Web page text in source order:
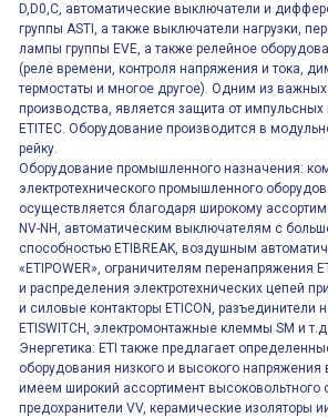
D,D0,C, автоматические выключатели и
группы ASTI, а также выключатели нагрузки,
лампы группы EVE, а также релейное
(реле времени, контроля напряжения и тока,
термостаты и многое другое). Одним из
производства, является защита от
ETITEC. Оборудование производится в
рейку.
Оборудование промышленного назначения:
электротехнического промышленного
осуществляется благодаря широкому
NV-NH, автоматическим выключателям с
способностью ETIBREAK, воздушным
«ETIPOWER», ограничителям перенапряжения
и распределения электротехнических цепей
и силовые контакторы ETICON, разъединители
ETISWITCH, электромонтажные клеммы SM и т.д.
Энергетика: ETI также предлагает
оборудования низкого и высокого напряжения
имеем широкий ассортимент высоковольтного
предохранители VV, керамические изоляторы